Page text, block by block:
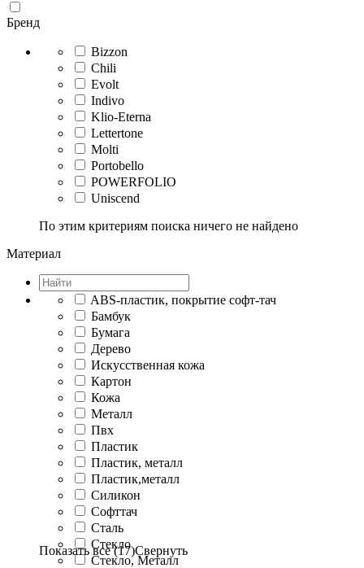
Бренд
Bizzon
Chili
Evolt
Indivo
Klio-Eterna
Lettertone
Molti
Portobello
POWERFOLIO
Uniscend
По этим критериям поиска ничего не найдено
Материал
ABS-пластик, покрытие софт-тач
Бамбук
Бумага
Дерево
Искусственная кожа
Картон
Кожа
Металл
Пвх
Пластик
Пластик, металл
Пластик,металл
Силикон
Софттач
Сталь
Стекло
Стекло, Металл
Показать все (17)Свернуть